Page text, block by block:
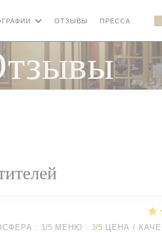
ОТЗЫВЫ
ПРЕССА
: 1/5 МЕНЮ : 3/5 ЦЕНА /